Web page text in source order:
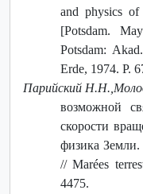
and physics
[Potsdam.
Potsdam:
Erde, 1974. P.
Парийский
возможной
скорости
физика
// Marées
4475.